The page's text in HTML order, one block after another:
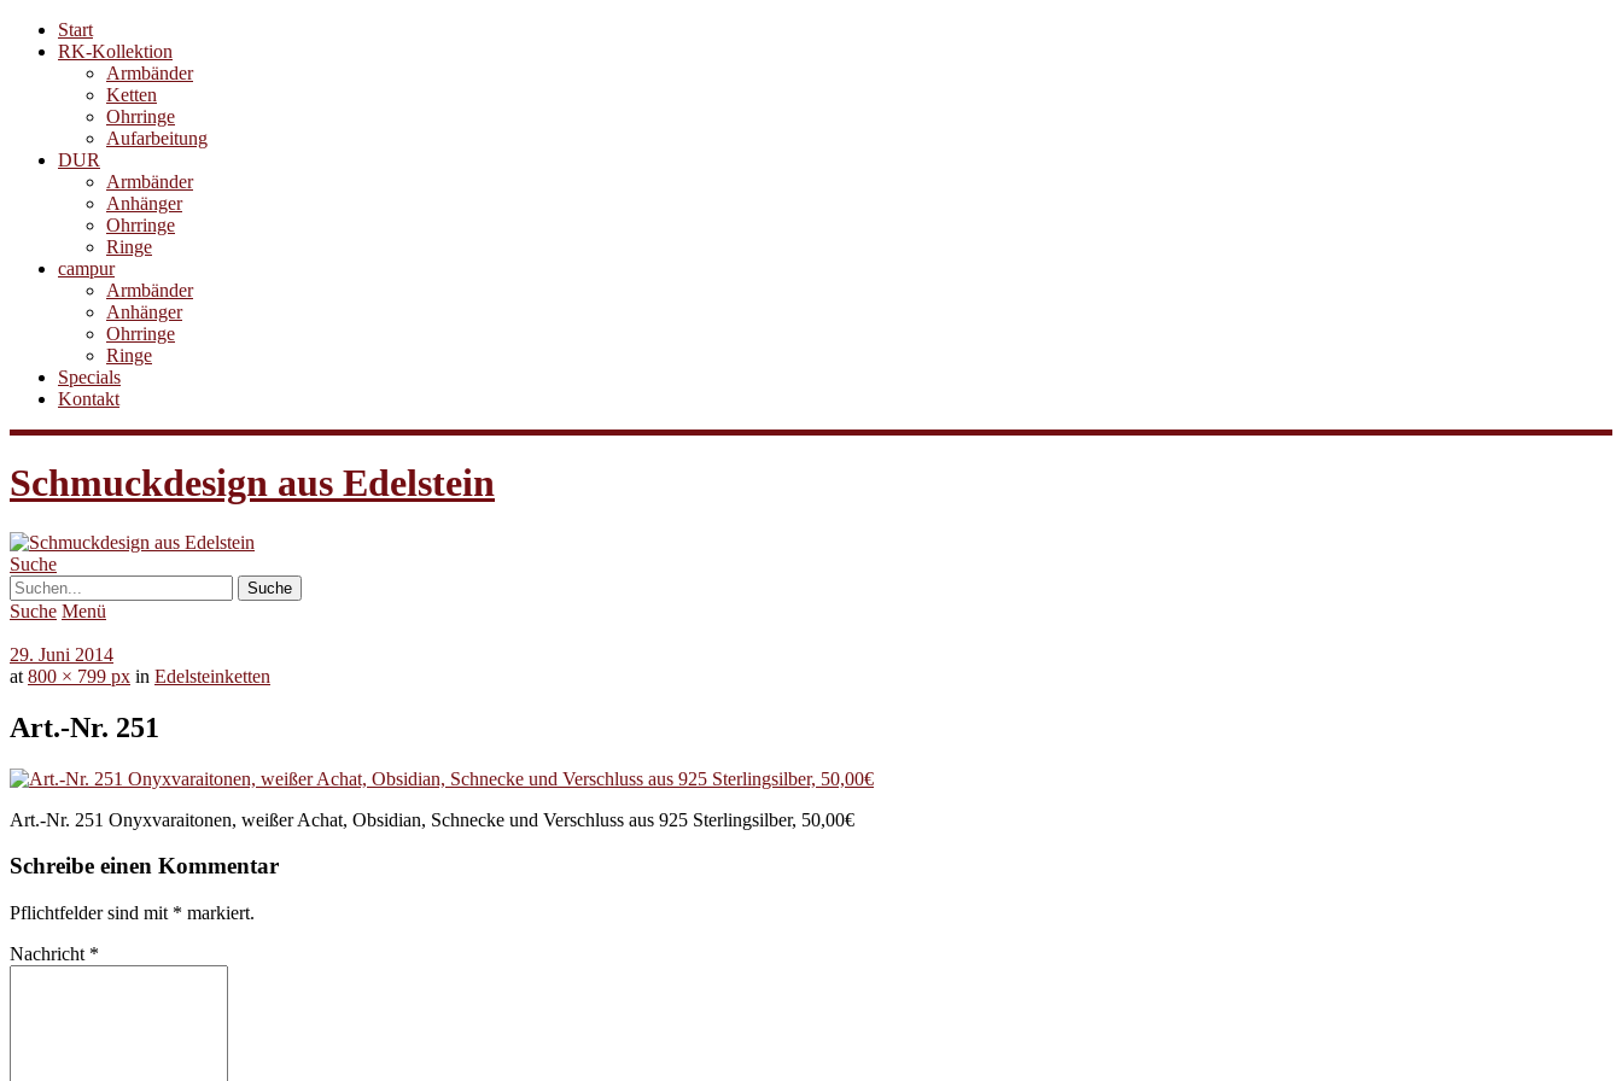
Start
RK-Kollektion
Armbänder
Ketten
Ohrringe
Aufarbeitung
DUR
Armbänder
Anhänger
Ohrringe
Ringe
campur
Armbänder
Anhänger
Ohrringe
Ringe
Specials
Kontakt
Schmuckdesign aus Edelstein
Suche
Suche Menü
29. Juni 2014
at 800 × 799 px in Edelsteinketten
Art.-Nr. 251
Art.-Nr. 251 Onyxvaraitonen, weißer Achat, Obsidian, Schnecke und Verschluss aus 925 Sterlingsilber, 50,00€
Schreibe einen Kommentar
Pflichtfelder sind mit * markiert.
Nachricht *